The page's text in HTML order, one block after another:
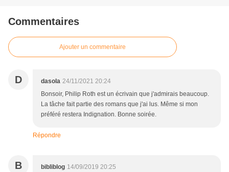
Commentaires
Ajouter un commentaire
D dasola 24/11/2021 20:24
Bonsoir, Philip Roth est un écrivain que j'admirais beaucoup.
La tâche fait partie des romans que j'ai lus. Même si mon
préféré restera Indignation. Bonne soirée.
Répondre
B bibliblog 14/09/2019 20:25